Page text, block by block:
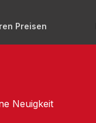
Preisen
Neuigkeit